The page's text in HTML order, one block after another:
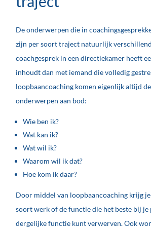
De onderwerpen die in
zijn per soort traject natuurlijk
coachgesprek in een directiekamer heeft
inhoudt dan met iemand die volledig
loopbaancoaching komen eigenlijk altijd
onderwerpen aan bod:
Wie ben ik?
Wat kan ik?
Wat wil ik?
Waarom wil ik dat?
Hoe kom ik daar?
Door middel van loopbaancoaching krijg
soort werk of de functie die het beste bij je
dergelijke functie kunt verwerven. Ook